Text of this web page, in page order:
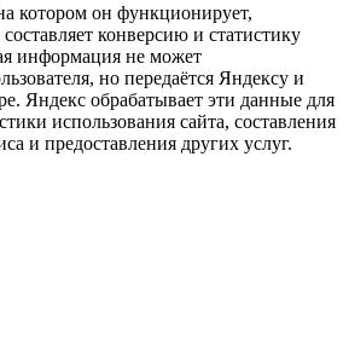
котором он функционирует,
конверсию и статистику
информация не может
но передаётся Яндексу и
Яндекс обрабатывает эти данные для
использования сайта, составления
и предоставления других услуг.